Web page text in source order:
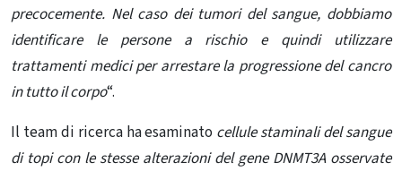
precocemente. Nel caso dei tumori del sangue, dobbiamo
identificare le persone a rischio e quindi utilizzare
trattamenti medici per arrestare la progressione del cancro
in tutto il corpo“.
Il team di ricerca ha esaminato cellule staminali del sangue
di topi con le stesse alterazioni del gene DNMT3A osservate